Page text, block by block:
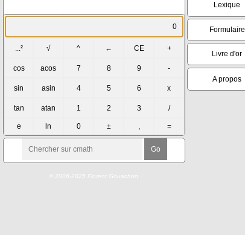
Lexique
Formulaire
Livre d'or
A propos
© 2006-2025 Florent Gouachon